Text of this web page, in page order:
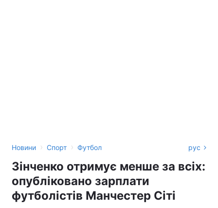
Новини › Спорт › Футбол рус
Зінченко отримує менше за всіх:
опубліковано зарплати
футболістів Манчестер Сіті